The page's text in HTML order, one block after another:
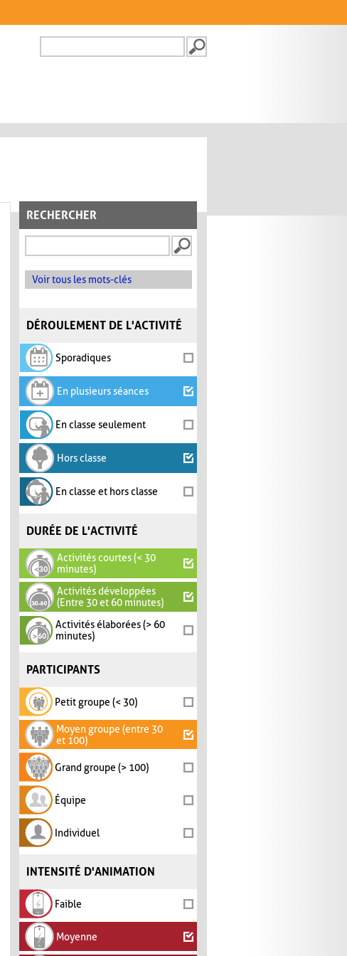
FORMULAIRE DE
RECHERCHER
Voir tous les mots-clés
DÉROULEMENT DE L'ACTIVITÉ
Sporadiques
En plusieurs séances
En classe seulement
Hors classe
En classe et hors classe
DURÉE DE L'ACTIVITÉ
Activités courtes (< 30
minutes)
Activités développées
(Entre 30 et 60 minutes)
Activités élaborées (> 60
minutes)
PARTICIPANTS
Petit groupe (< 30)
Moyen groupe (entre 30
et 100)
Grand groupe (> 100)
Équipe
Individuel
INTENSITÉ D'ANIMATION
Faible
Moyenne